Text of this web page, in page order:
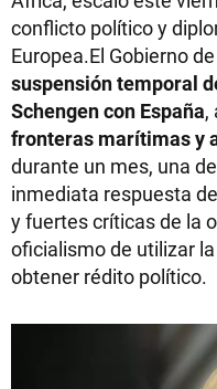
conflicto político y
Europea.El Gobierno de
suspensión temporal
Schengen con España,
fronteras marítimas y
durante un mes, una
inmediata respuesta
y fuertes críticas de la
oficialismo de utilizar
obtener rédito político.